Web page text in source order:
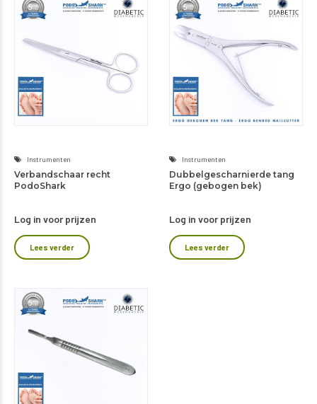
Instrumenten
Verbandschaar recht
PodoShark
Log in voor prijzen
Lees verder
Instrumenten
Dubbelgescharnierde tang
Ergo (gebogen bek)
Log in voor prijzen
Lees verder